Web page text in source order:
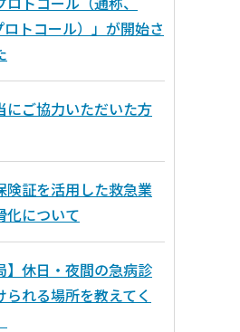
ロトコール）」が開始さ
にご協力いただいた方
険証を活用した救急業
化について
】休日・夜間の急病診
られる場所を教えてく